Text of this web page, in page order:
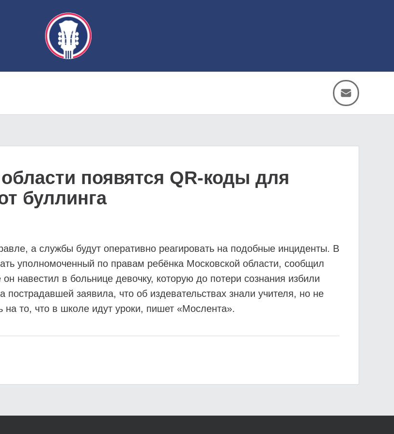
появятся QR-коды для
буллинга
а службы будут оперативно реагировать на подобные инциденты. В
уполномоченный по правам ребёнка Московской области, сообщил
навестил в больнице девочку, которую до потери сознания избили
заявила, что об издевательствах знали учителя, но не
на то, что в школе идут уроки, пишет «Мослента».